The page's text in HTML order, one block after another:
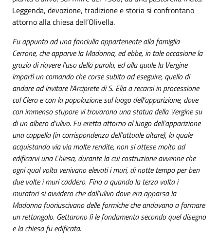
Leggenda, devozione, tradizione e storia si confrontano
attorno alla chiesa dell’Olivella.
Fu appunto ad una fanciulla appartenente alla famiglia
Cerrone, che apparve la Madonna, ed ebbe, in tale occasione la
grazia di riavere l’uso della parola, ed alla quale la Vergine
impartì un comando che corse subito ad eseguire, quello di
andare ad invitare l’Arciprete di S. Elia a recarsi in processione
col Clero e con la popolazione sul luogo dell’apparizione, dove
con immenso stupore vi trovarono una statua della Vergine su
di un albero d’ulivo. Fu eretta attorno al luogo dell’apparizione
una cappella (in corrispondenza dell’attuale altare), la quale
acquistando via via molte rendite, non si attese molto ad
edificarvi una Chiesa, durante la cui costruzione avvenne che
ogni qual volta venivano elevati i muri, di notte tempo per ben
due volte i muri caddero. Fino a quando la terza volta i
muratori si avvidero che dall’ulivo dove era apparsa la
Madonna fuoriuscivano delle formiche che andavano a formare
un rettangolo. Gettarono lì le fondamenta secondo quel disegno
e la chiesa fu edificata.